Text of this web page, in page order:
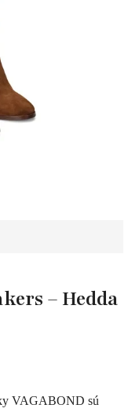
– Hedda
VAGABOND sú